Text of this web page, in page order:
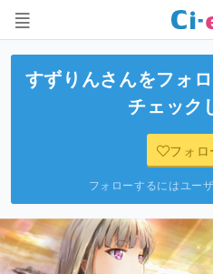
すずりんさんをフォ
チェック
フォロ
フォローするにはユー